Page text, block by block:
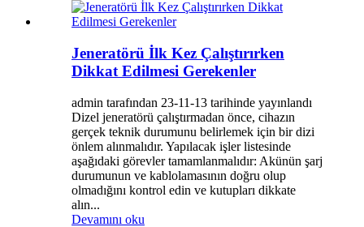
Jeneratörü İlk Kez Çalıştırırken
Dikkat Edilmesi Gerekenler
admin tarafından 23-11-13 tarihinde yayınlandı
Dizel jeneratörü çalıştırmadan önce, cihazın
gerçek teknik durumunu belirlemek için bir dizi
önlem alınmalıdır. Yapılacak işler listesinde
aşağıdaki görevler tamamlanmalıdır: Akünün şarj
durumunun ve kablolamasının doğru olup
olmadığını kontrol edin ve kutupları dikkate
alın...
Devamını oku